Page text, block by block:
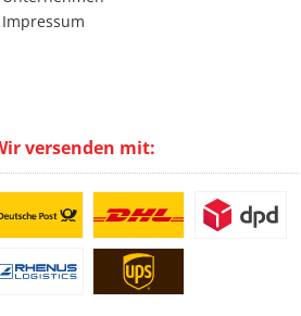
Impressum
versenden mit: